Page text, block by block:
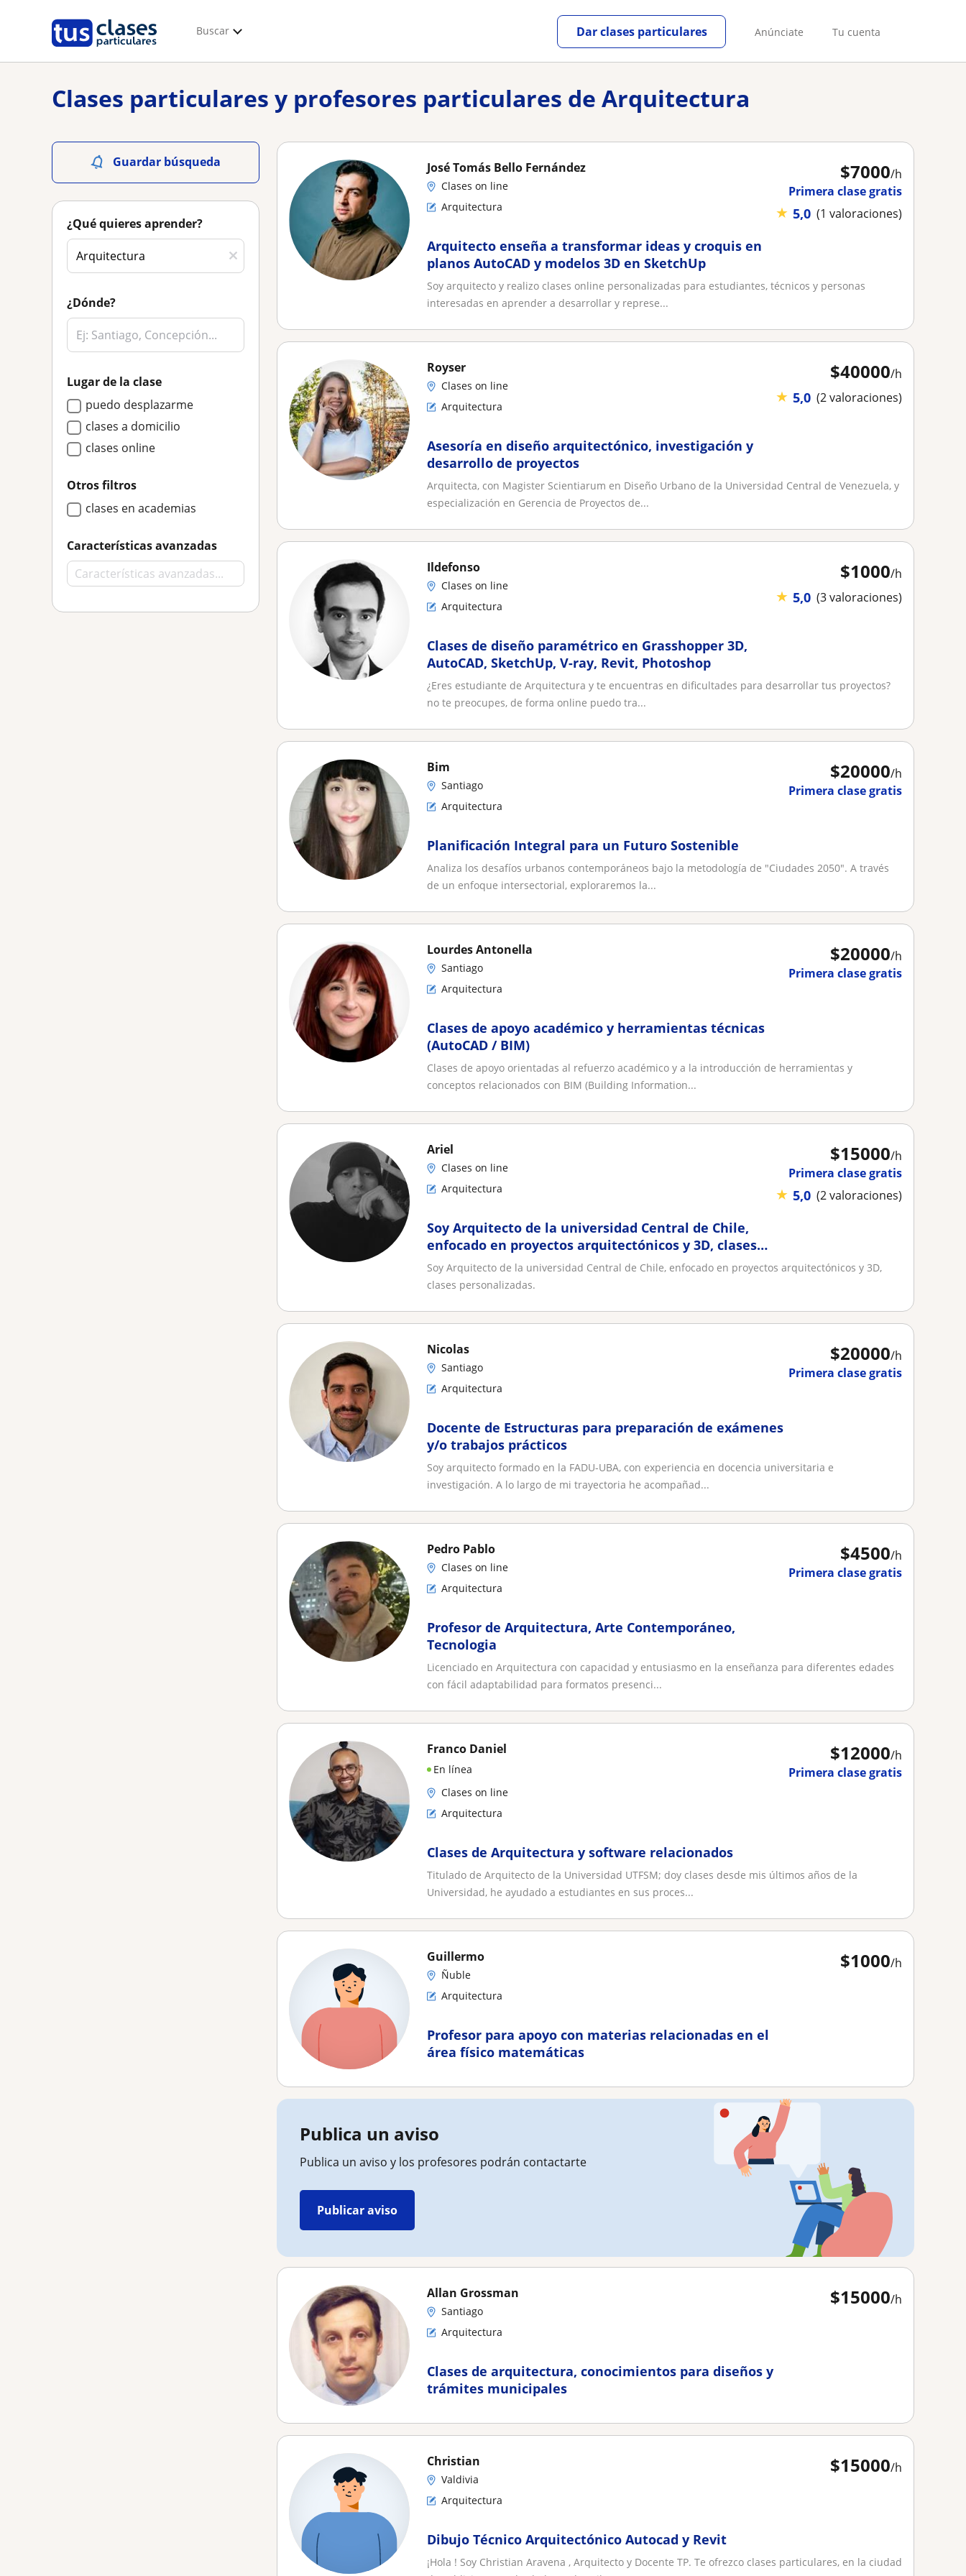
Buscar Anúnciate Tu cuenta
Dar clases particulares
Clases particulares y profesores particulares de Arquitectura
Guardar búsqueda
¿Qué quieres aprender?
¿Dónde?
Lugar de la clase
puedo desplazarme
clases a domicilio
clases online
Otros filtros
clases en academias
Características avanzadas
$7000/h
Primera clase gratis
★ 5,0 (1 valoraciones)
José Tomás Bello Fernández
Clases on line
Arquitectura
Arquitecto enseña a transformar ideas y croquis en
planos AutoCAD y modelos 3D en SketchUp
Soy arquitecto y realizo clases online personalizadas para estudiantes, técnicos y personas
interesadas en aprender a desarrollar y represe...
$40000/h
★ 5,0 (2 valoraciones)
Royser
Clases on line
Arquitectura
Asesoría en diseño arquitectónico, investigación y
desarrollo de proyectos
Arquitecta, con Magister Scientiarum en Diseño Urbano de la Universidad Central de Venezuela, y
especialización en Gerencia de Proyectos de...
$1000/h
★ 5,0 (3 valoraciones)
Ildefonso
Clases on line
Arquitectura
Clases de diseño paramétrico en Grasshopper 3D,
AutoCAD, SketchUp, V-ray, Revit, Photoshop
¿Eres estudiante de Arquitectura y te encuentras en dificultades para desarrollar tus proyectos?
no te preocupes, de forma online puedo tra...
$20000/h
Primera clase gratis
Bim
Santiago
Arquitectura
Planificación Integral para un Futuro Sostenible
Analiza los desafíos urbanos contemporáneos bajo la metodología de "Ciudades 2050". A través
de un enfoque intersectorial, exploraremos la...
$20000/h
Primera clase gratis
Lourdes Antonella
Santiago
Arquitectura
Clases de apoyo académico y herramientas técnicas
(AutoCAD / BIM)
Clases de apoyo orientadas al refuerzo académico y a la introducción de herramientas y
conceptos relacionados con BIM (Building Information...
$15000/h
Primera clase gratis
★ 5,0 (2 valoraciones)
Ariel
Clases on line
Arquitectura
Soy Arquitecto de la universidad Central de Chile,
enfocado en proyectos arquitectónicos y 3D, clases
personalizadas
Soy Arquitecto de la universidad Central de Chile, enfocado en proyectos arquitectónicos y 3D,
clases personalizadas.
$20000/h
Primera clase gratis
Nicolas
Santiago
Arquitectura
Docente de Estructuras para preparación de exámenes
y/o trabajos prácticos
Soy arquitecto formado en la FADU-UBA, con experiencia en docencia universitaria e
investigación. A lo largo de mi trayectoria he acompañad...
$4500/h
Primera clase gratis
Pedro Pablo
Clases on line
Arquitectura
Profesor de Arquitectura, Arte Contemporáneo,
Tecnologia
Licenciado en Arquitectura con capacidad y entusiasmo en la enseñanza para diferentes edades
con fácil adaptabilidad para formatos presenci...
$12000/h
Primera clase gratis
Franco Daniel
En línea
Clases on line
Arquitectura
Clases de Arquitectura y software relacionados
Titulado de Arquitecto de la Universidad UTFSM; doy clases desde mis últimos años de la
Universidad, he ayudado a estudiantes en sus proces...
$1000/h
Guillermo
Ñuble
Arquitectura
Profesor para apoyo con materias relacionadas en el
área físico matemáticas
Publica un aviso
Publica un aviso y los profesores podrán contactarte
Publicar aviso
$15000/h
Allan Grossman
Santiago
Arquitectura
Clases de arquitectura, conocimientos para diseños y
trámites municipales
$15000/h
Christian
Valdivia
Arquitectura
Dibujo Técnico Arquitectónico Autocad y Revit
¡Hola ! Soy Christian Aravena , Arquitecto y Docente TP. Te ofrezco clases particulares, en la ciudad